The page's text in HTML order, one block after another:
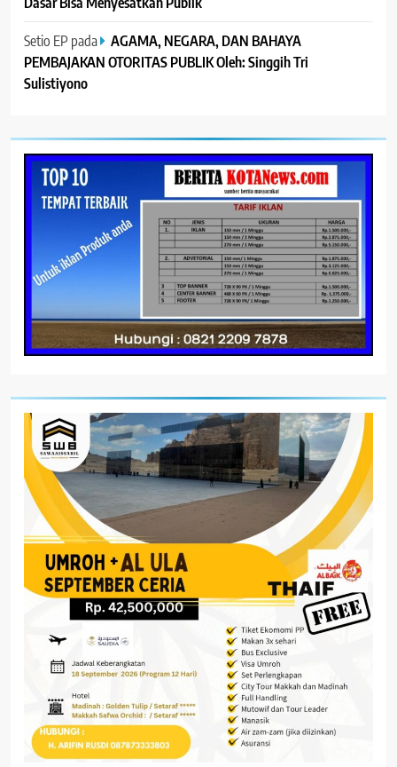
Setio EP pada
AGAMA, NEGARA, DAN BAHAYA
PEMBAJAKAN OTORITAS PUBLIK Oleh: Singgih Tri
Sulistiyono